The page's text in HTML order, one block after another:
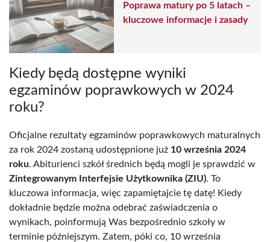
Poprawa matury po 5 latach –
kluczowe informacje i zasady
Kiedy będą dostępne wyniki
egzaminów poprawkowych w 2024
roku?
Oficjalne rezultaty egzaminów poprawkowych maturalnych
za rok 2024 zostaną udostępnione już 10 września 2024
roku. Abiturienci szkół średnich będą mogli je sprawdzić w
Zintegrowanym Interfejsie Użytkownika (ZIU). To
kluczowa informacja, więc zapamiętajcie tę datę! Kiedy
dokładnie będzie można odebrać zaświadczenia o
wynikach, poinformują Was bezpośrednio szkoły w
terminie późniejszym. Zatem, póki co, 10 września